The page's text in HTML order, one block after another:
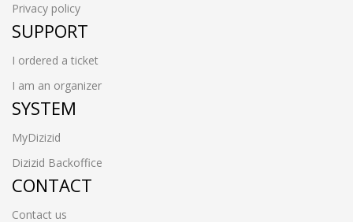
Privacy policy
SUPPORT
I ordered a ticket
I am an organizer
SYSTEM
MyDizizid
Dizizid Backoffice
CONTACT
Contact us